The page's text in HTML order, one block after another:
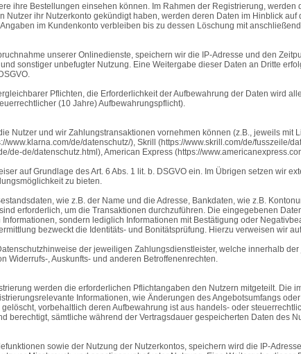
ihre Bestellungen einsehen können. Im Rahmen der Registrierung,
ihr Nutzerkonto gekündigt haben, werden deren Daten im Hinblick
im Kundenkonto verbleiben bis zu dessen Löschung mit
unserer Onlinedienste, speichern wir die IP-Adresse und den
sonstiger unbefugter Nutzung. Eine Weitergabe dieser Daten an Dritte
Pflichten, die Erforderlichkeit der Aufbewahrung der Daten wird
(10 Jahre) Aufbewahrungspflicht).
Nutzer und wir Zahlungstransaktionen vornehmen können (z.B., jeweils mit
de/datenschutz/), Skrill (https://www.skrill.com/de/fusszeile/
de-de/datenschutz.html), American Express (https://
auf Grundlage des Art. 6 Abs. 1 lit. b. DSGVO ein. Im Übrigen setzen wir
zu bieten.
wie z.B. der Name und die Adresse, Bankdaten, wie z.B.
erforderlich, um die Transaktionen durchzuführen. Die eingegebenen
sondern lediglich Informationen mit Bestätigung oder
bezweckt die Identitäts- und Bonitätsprüfung. Hierzu verweisen wir
der jeweiligen Zahlungsdienstleister, welche innerhalb
Widerrufs-, Auskunfts- und anderen Betroffenenrechten.
werden die erforderlichen Pflichtangaben den Nutzern mitgeteilt.
Informationen, wie Änderungen des Angebotsumfangs
vorbehaltlich deren Aufbewahrung ist aus handels- oder
berechtigt, sämtliche während der Vertragsdauer gespeicherten Daten des
sowie der Nutzung der Nutzerkontos, speichern wird die IP-